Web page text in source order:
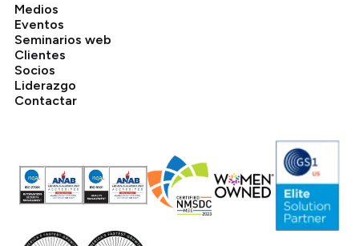
Medios
Eventos
Seminarios web
Clientes
Socios
Liderazgo
Contactar